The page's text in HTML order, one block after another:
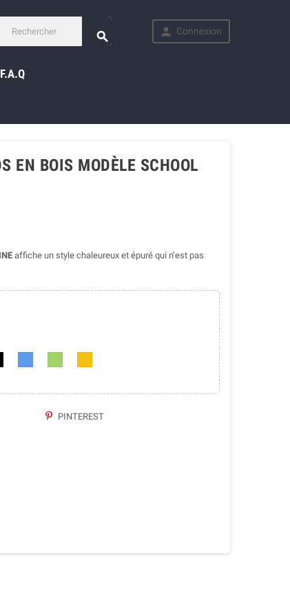
  Connexion
F.A.Q
EN BOIS MODÈLE SCHOOL
affiche un style chaleureux et épuré qui n’est pas
PINTEREST